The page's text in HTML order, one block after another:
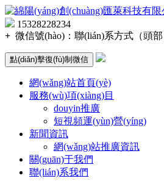
15328228234
+ 微信號(hào)： 聯(lián)系方式（頭部
點(diǎn)擊復(fù)制微信
網(wǎng)站首頁(yè)
服務(wù)項(xiàng)目
douyin推廣
短視頻運(yùn)營(yíng)
新聞資訊
網(wǎng)站推廣資訊
關(guān)于我們
聯(lián)系我們